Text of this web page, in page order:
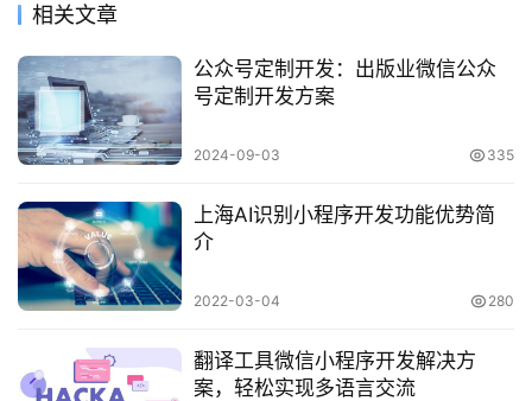
相关文章
公众号定制开发：出版业微信公众
号定制开发方案
2024-09-03 335
上海AI识别小程序开发功能优势简
介
2022-03-04 280
翻译工具微信小程序开发解决方
案，轻松实现多语言交流